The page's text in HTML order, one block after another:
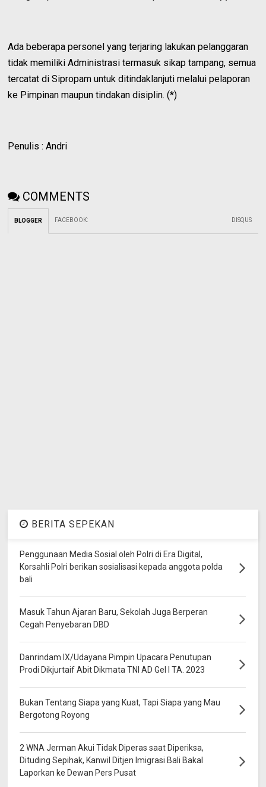
Ada beberapa personel yang terjaring lakukan pelanggaran
tidak memiliki Administrasi termasuk sikap tampang, semua
tercatat di Sipropam untuk ditindaklanjuti melalui pelaporan
ke Pimpinan maupun tindakan disiplin. (*)
Penulis : Andri
COMMENTS
BLOGGER FACEBOOK: DISQUS
BERITA SEPEKAN
Penggunaan Media Sosial oleh Polri di Era Digital,
Korsahli Polri berikan sosialisasi kepada anggota polda
bali
Masuk Tahun Ajaran Baru, Sekolah Juga Berperan
Cegah Penyebaran DBD
Danrindam IX/Udayana Pimpin Upacara Penutupan
Prodi Dikjurtaif Abit Dikmata TNI AD Gel I TA. 2023
Bukan Tentang Siapa yang Kuat, Tapi Siapa yang Mau
Bergotong Royong
2 WNA Jerman Akui Tidak Diperas saat Diperiksa,
Dituding Sepihak, Kanwil Ditjen Imigrasi Bali Bakal
Laporkan ke Dewan Pers Pusat